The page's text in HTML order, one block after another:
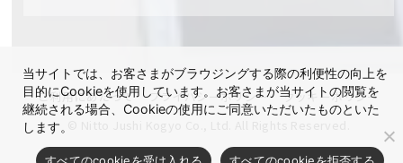
ご利用にあたって プライバシーポリシー
クッキーポリシー
当サイトでは、お客さまがブラウジングする際の利便性の向上を
目的にCookieを使用しています。お客さまが当サイトの閲覧を
継続される場合、Cookieの使用にご同意いただいたものといた
します。
すべてのcookieを受け入れる すべてのcookieを拒否する